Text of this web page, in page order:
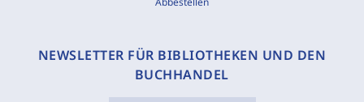
NEWSLETTER FÜR BIBLIOTHEKEN UND DEN
BUCHHANDEL